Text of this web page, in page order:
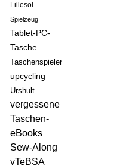
Lillesol
Spielzeug
Tablet-PC-
Tasche
Taschenspieler
upcycling
Urshult
vergessene
Taschen-
eBooks
Sew-Along
vTeBSA